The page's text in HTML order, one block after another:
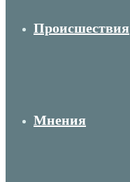
Происшествия
Мнения